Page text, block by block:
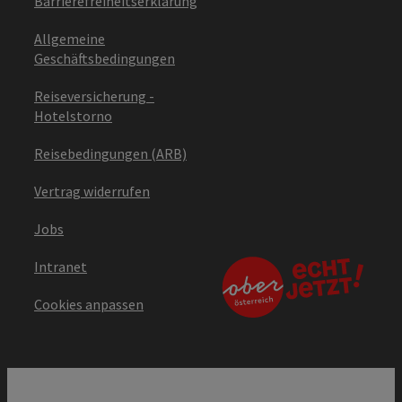
Allgemeine
Geschäftsbedingungen
Reiseversicherung -
Hotelstorno
Reisebedingungen (ARB)
Vertrag widerrufen
Jobs
Intranet
Cookies anpassen